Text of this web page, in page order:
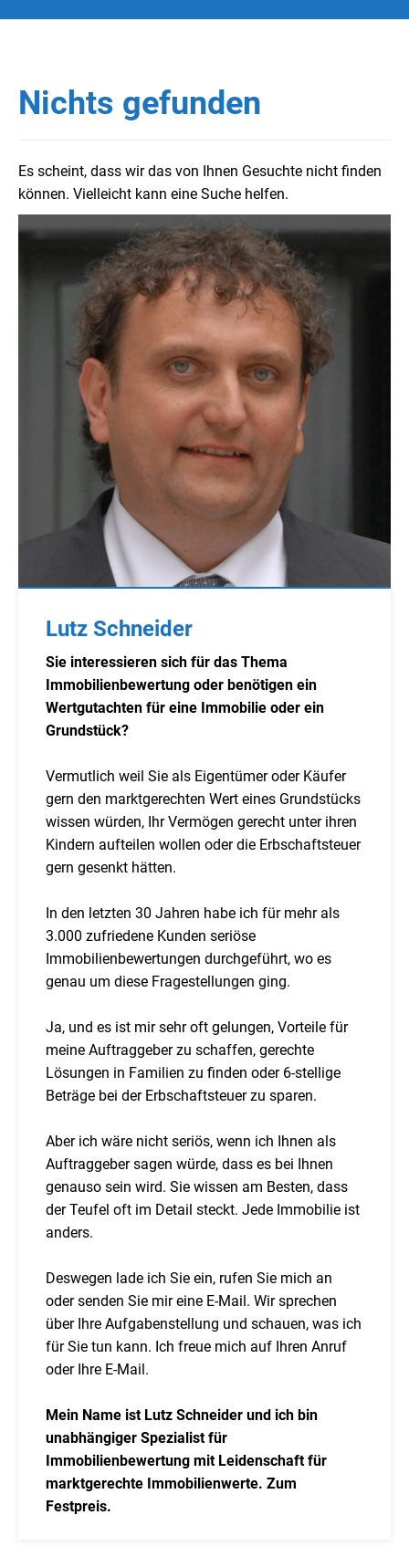
Nichts gefunden
Es scheint, dass wir das von Ihnen Gesuchte nicht finden
können. Vielleicht kann eine Suche helfen.
Lutz Schneider
Sie interessieren sich für das Thema
Immobilienbewertung oder benötigen ein
Wertgutachten für eine Immobilie oder ein
Grundstück?
Vermutlich weil Sie als Eigentümer oder Käufer
gern den marktgerechten Wert eines Grundstücks
wissen würden, Ihr Vermögen gerecht unter ihren
Kindern aufteilen wollen oder die Erbschaftsteuer
gern gesenkt hätten.
In den letzten 30 Jahren habe ich für mehr als
3.000 zufriedene Kunden seriöse
Immobilienbewertungen durchgeführt, wo es
genau um diese Fragestellungen ging.
Ja, und es ist mir sehr oft gelungen, Vorteile für
meine Auftraggeber zu schaffen, gerechte
Lösungen in Familien zu finden oder 6-stellige
Beträge bei der Erbschaftsteuer zu sparen.
Aber ich wäre nicht seriös, wenn ich Ihnen als
Auftraggeber sagen würde, dass es bei Ihnen
genauso sein wird. Sie wissen am Besten, dass
der Teufel oft im Detail steckt. Jede Immobilie ist
anders.
Deswegen lade ich Sie ein, rufen Sie mich an
oder senden Sie mir eine E-Mail. Wir sprechen
über Ihre Aufgabenstellung und schauen, was ich
für Sie tun kann. Ich freue mich auf Ihren Anruf
oder Ihre E-Mail.
Mein Name ist Lutz Schneider und ich bin
unabhängiger Spezialist für
Immobilienbewertung mit Leidenschaft für
marktgerechte Immobilienwerte. Zum
Festpreis.